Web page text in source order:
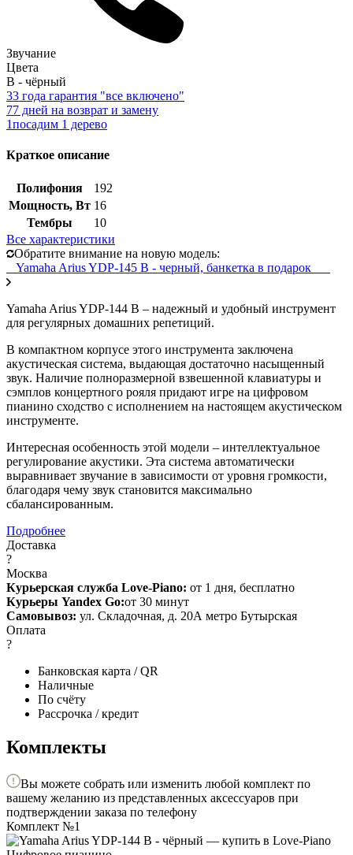
Звучание
Цвета
B - чёрный
33 года гарантия "все включено"
77 дней на возврат и замену
1посадим 1 дерево
Краткое описание
Полифония
192
Мощность, Вт 16
Тембры
10
Все характеристики
Обратите внимание на новую модель:
Yamaha Arius YDP-145 B - черный, банкетка в подарок
Yamaha Arius YDP-144 B – надежный и удобный инструмент
для регулярных домашних репетиций.
В компактном корпусе этого инструмента заключена
акустическая система, выдающая достаточно насыщенный
звук. Наличие полноразмерной взвешенной клавиатуры и
сэмплов концертного рояля придают игре на цифровом
пианино сходство с исполнением на настоящем акустическом
инструменте.
Интересная особенность этой модели – интеллектуальное
регулирование акустики. Эта система автоматически
выравнивает звучание в зависимости от уровня громкости,
благодаря чему звук становится максимально
сбалансированным.
Подробнее
Доставка
?
Москва
Курьерская служба Love-Piano: от 1 дня, бесплатно
Курьеры Yandex Go:от 30 минут
Самовывоз: ул. Складочная, д. 20А метро Бутырская
Оплата
?
Банковская карта / QR
Наличные
По счёту
Рассрочка / кредит
Комплекты
Вы можете собрать или изменить любой комплект по
вашему желанию из представленных аксессуаров при
подтверждении заказа по телефону
Комплект №1